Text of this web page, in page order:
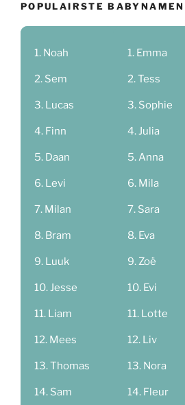
POPULAIRSTE
Noah
Sem
Lucas
Finn
Daan
Levi
Milan
Bram
Luuk
Jesse
Liam
Mees
Thomas
Sam
Emma
Tess
Sophie
Julia
Anna
Mila
Sara
Eva
Zoë
Evi
Lotte
Liv
Nora
Fleur